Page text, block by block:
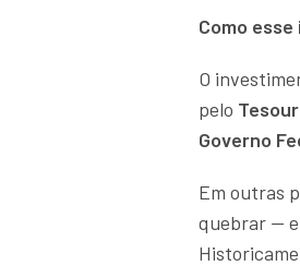
Como
O
pelo
Governo
Em outras
quebrar — e